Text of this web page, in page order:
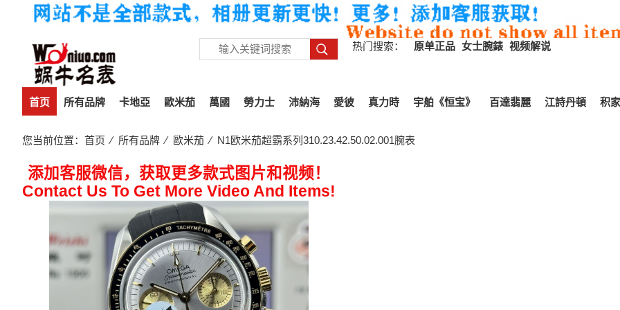
热门搜索： 原单正品 女士腕錶 视频解说
首页 所有品牌 卡地亞 歐米茄 萬國 勞力士 沛納海 愛彼 真力時 宇舶《恒宝》 百達翡麗 江詩丹頓 积家
您当前位置： 首页 ⁄ 所有品牌 ⁄ 歐米茄 ⁄ N1欧米茄超霸系列310.23.42.50.02.001腕表
添加客服微信，获取更多款式图片和视频！
Contact Us To Get More Video And Items!